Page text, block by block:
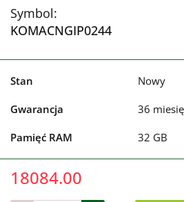
Symbol:
KOMACNGIP0244
Stan Nowy
Gwarancja 36
Pamięć RAM 32 GB
18084.00